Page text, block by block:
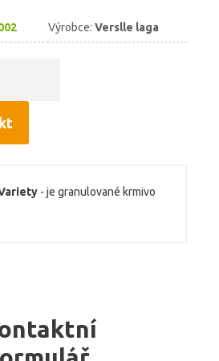
Výrobce: Verslle laga
- je granulované krmivo